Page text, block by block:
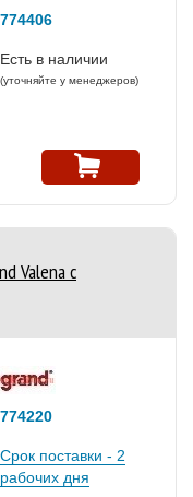
774406
Есть в наличии
(уточняйте у менеджеров)
Valena с
774220
Срок поставки - 2
рабочих дня